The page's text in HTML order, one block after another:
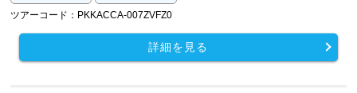
ツアーコード：PKKACCA-007ZVFZ0
詳細を見る